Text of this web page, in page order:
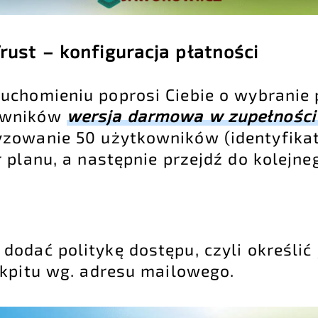
– konfiguracja płatności
poprosi Ciebie o wybranie
wersja darmowa w
50 użytkowników
a następnie przejdź do
politykę dostępu, czyli
wg. adresu mailowego.